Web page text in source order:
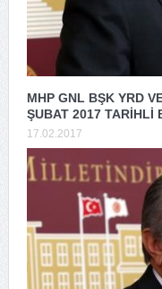
MHP GNL BŞK YRD
ŞUBAT 2017 TARİHLİ
17.02.2017